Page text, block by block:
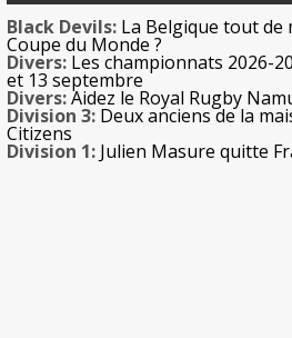
Black Devils: La Belgique tout de
Coupe du Monde ?
Divers: Les championnats 2026-
et 13 septembre
Divers:Aidez le Royal Rugby
Division 3: Deux anciens de la
Citizens
Division 1: Julien Masure quitte